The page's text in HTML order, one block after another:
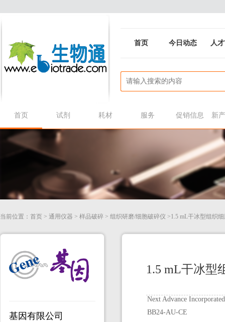
首页 今日动态 人
首页 试剂 耗材 服务 促销信息 新
当前位置： 首页 > 通用仪器 > 样品破碎 > 组织研磨/细胞破碎仪 >1.5 mL干冰型组织
基因有限公司
1.5 mL干冰型
Next Advance Incorporated
BB24-AU-CE